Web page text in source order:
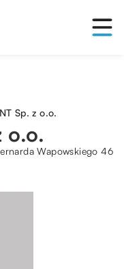
Sp. z o.o.
o.o.
Wapowskiego 46